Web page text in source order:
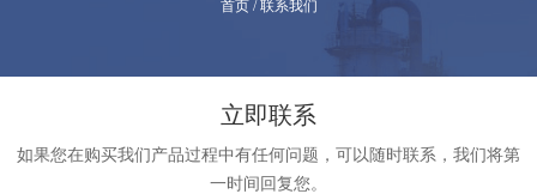
首页/联系我们
立即联系
如果您在购买我们产品过程中有任何问题，可以随时联系，我们将第
一时间回复您。